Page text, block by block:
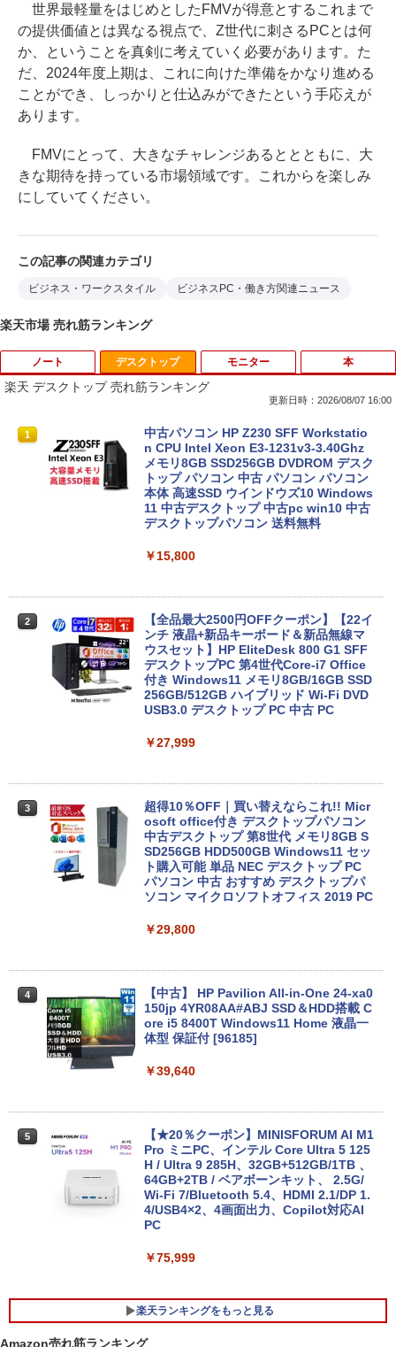
世界最軽量をはじめとしたFMVが得意とするこれまで
の提供価値とは異なる視点で、Z世代に刺さるPCとは何
か、ということを真剣に考えていく必要があります。た
だ、2024年度上期は、これに向けた準備をかなり進める
ことができ、しっかりと仕込みができたという手応えが
あります。
FMVにとって、大きなチャレンジあるととともに、大
きな期待を持っている市場領域です。これからを楽しみ
にしていてください。
この記事の関連カテゴリ
ビジネス・ワークスタイル ビジネスPC・働き方関連ニュース
楽天市場 売れ筋ランキング
ノート
1
中古ノートパソコンDell Latitude 5320
2-in-1 5320-con 【中古】 Dell Latitude
5320 2-in-1 中古ノートパソコンCore i5
Win11 Pro 64bit Dell Latitude 5320 2-i
n-1 中古ノートパソコンCore i5 Win11 P
ro 64bit
ore i5 Windows11 Pro Office 2024付き
メモリ4GB/8GB/16GB選択可 SSD128G
B/1TB選択可 15.6型 テンキー ビジネス
在宅勤務 学生向け 初期設定不要 店長お
まかせ中古厳選 ノートPC ノート パソコ
ン 中古PC 在宅ワーク オフィス 中古
&WEBカメラ搭載】ノートパソコン 2in1
タブレットPC 13.3インチ SSD128GB メ
モリ8GB Core i3 第8世代 Microsoft Off
ice付き Windows11 東芝 dynabook D8
3 ノートパソコン 中古 PC パソコン 中古
ノートPC 中古ノート 最大SSD512GB
ノートパソコン HP Dynabook 富士通 第
10世代Core i5/i7 アウトレット 最大メモ
リ16GB SSD1TB 薄型軽量 13.3インチ O
ffice付き 最新MicrosoftOffice2024可 W
WIFI Bluetooth 中古PC
本日10倍！高性能第10世代Core i7-1061
0Uノートパソコン 中古 Dynabook G83
超軽量約779g メモリ最大16GB 新品SSD
1TB 13.3インチ HDMI搭載 WEBカメラ5
GWIFI Bluetooth内蔵 中古パソコン Mic
料 持ち運び便利
デスクトップ
楽天 デスクトップ 売れ筋ランキング
更新日時：2026/08/07 16:00
1
中古パソコン HP Z230 SFF Workstatio
n CPU Intel Xeon E3-1231v3-3.40Ghz
メモリ8GB SSD256GB DVDROM デスク
トップ パソコン 中古 パソコン パソコン
本体 高速SSD ウインドウズ10 Windows
11 中古デスクトップ 中古pc win10 中古
デスクトップパソコン 送料無料
￥15,800
2
【全品最大2500円OFFクーポン】【22イ
ンチ 液晶+新品キーボード＆新品無線マ
ウスセット】HP EliteDesk 800 G1 SFF
デスクトップPC 第4世代Core-i7 Office
付き Windows11 メモリ8GB/16GB SSD
256GB/512GB ハイブリッド Wi-Fi DVD
USB3.0 デスクトップ PC 中古 PC
￥27,999
3
超得10％OFF｜買い替えならこれ!! Micr
osoft office付き デスクトップパソコン
中古デスクトップ 第8世代 メモリ8GB S
SD256GB HDD500GB Windows11 セッ
ト購入可能 単品 NEC デスクトップ PC
パソコン 中古 おすすめ デスクトップパ
ソコン マイクロソフトオフィス 2019 PC
￥29,800
4
【中古】 HP Pavilion All-in-One 24-xa0
150jp 4YR08AA#ABJ SSD＆HDD搭載 C
ore i5 8400T Windows11 Home 液晶一
体型 保証付 [96185]
￥39,640
5
【★20％クーポン】MINISFORUM AI M1
Pro ミニPC、インテル Core Ultra 5 125
H / Ultra 9 285H、32GB+512GB/1TB 、
64GB+2TB / ベアボーンキット、 2.5G/
Wi-Fi 7/Bluetooth 5.4、HDMI 2.1/DP 1.
4/USB4×2、4画面出力、Copilot対応AI
PC
￥75,999
楽天ランキングをもっと見る
モニター 本
Amazon売れ筋ランキング